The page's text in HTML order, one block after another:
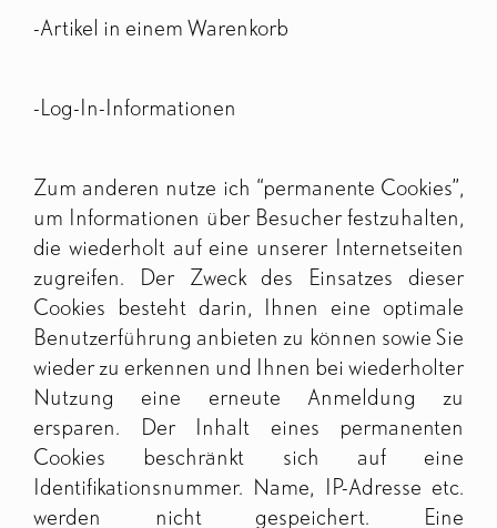
-Artikel in einem Warenkorb
-Log-In-Informationen
Zum anderen nutze ich “permanente Cookies”,
um Informationen über Besucher festzuhalten,
die wiederholt auf eine unserer Internetseiten
zugreifen. Der Zweck des Einsatzes dieser
Cookies besteht darin, Ihnen eine optimale
Benutzerführung anbieten zu können sowie Sie
wieder zu erkennen und Ihnen bei wiederholter
Nutzung eine erneute Anmeldung zu
ersparen. Der Inhalt eines permanenten
Cookies beschränkt sich auf eine
Identifikationsnummer. Name, IP-Adresse etc.
werden nicht gespeichert. Eine